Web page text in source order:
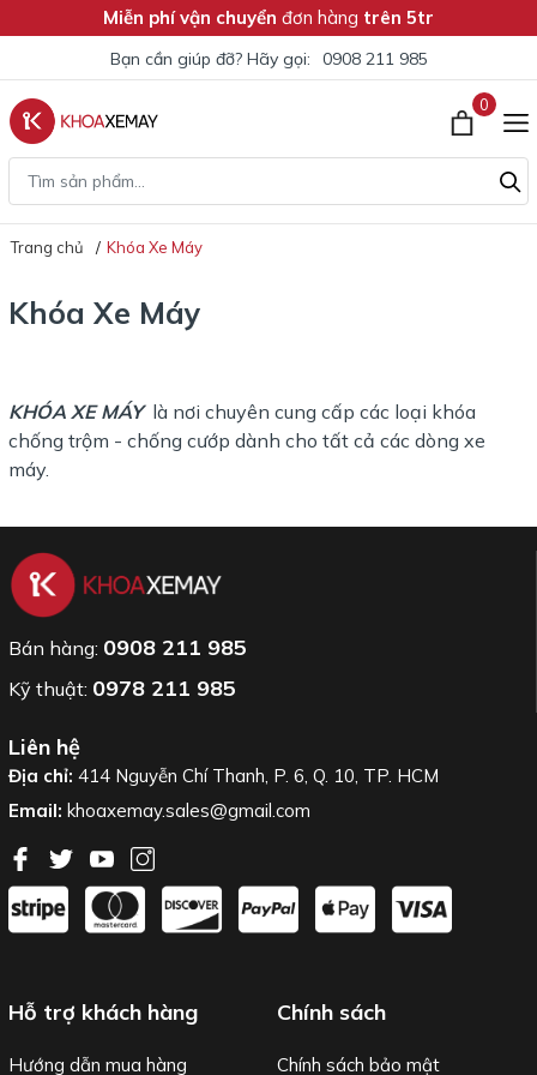
Miễn phí vận chuyển đơn hàng trên 5tr
Bạn cần giúp đỡ? Hãy gọi: 0908 211 985
0
Trang chủ Khóa Xe Máy
Khóa Xe Máy
KHÓA XE MÁYlà nơi chuyên cung cấp các loại khóa
chống trộm - chống cướp dành cho tất cả các dòng xe
máy.
Bán hàng: 0908 211 985
Kỹ thuật: 0978 211 985
Liên hệ
Địa chỉ: 414 Nguyễn Chí Thanh, P. 6, Q. 10, TP. HCM
Email: khoaxemay.sales@gmail.com
Hỗ trợ khách hàng
Hướng dẫn mua hàng
Chính sách
Chính sách bảo mật